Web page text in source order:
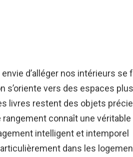
d’alléger nos intérieurs se
s’oriente vers des espaces plus
livres restent des objets
rangement connaît une véritable
intelligent et intemporel
dans les